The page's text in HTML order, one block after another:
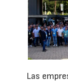
Las